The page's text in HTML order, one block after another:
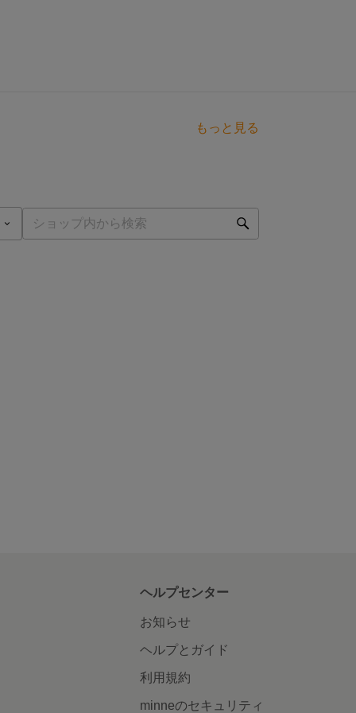
もっと見る
ヘルプセンター
お知らせ
ヘルプとガイド
利用規約
minneのセキュリティ